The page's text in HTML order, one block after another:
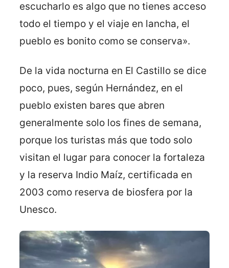
escucharlo es algo que no tienes acceso
todo el tiempo y el viaje en lancha, el
pueblo es bonito como se conserva».
De la vida nocturna en El Castillo se dice
poco, pues, según Hernández, en el
pueblo existen bares que abren
generalmente solo los fines de semana,
porque los turistas más que todo solo
visitan el lugar para conocer la fortaleza
y la reserva Indio Maíz, certificada en
2003 como reserva de biosfera por la
Unesco.